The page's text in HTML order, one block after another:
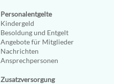
Personalentgelte
Kindergeld
Besoldung und Entgelt
Angebote für Mitglieder
Nachrichten
Ansprechpersonen
Zusatzversorgung